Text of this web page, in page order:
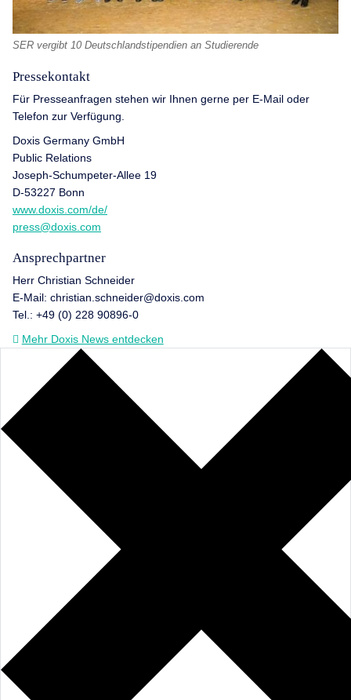
SER vergibt 10 Deutschlandstipendien an Studierende
Pressekontakt
Für Presseanfragen stehen wir Ihnen gerne per E-Mail oder
Telefon zur Verfügung.
Doxis Germany GmbH
Public Relations
Joseph-Schumpeter-Allee 19
D-53227 Bonn
www.doxis.com/de/
press@doxis.com
Ansprechpartner
Herr Christian Schneider
E-Mail: christian.schneider@doxis.com
Tel.: +49 (0) 228 90896-0
Mehr Doxis News entdecken